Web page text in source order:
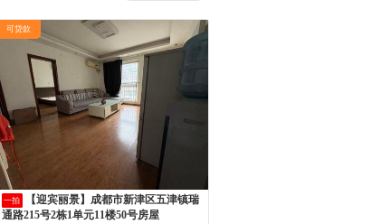
可贷款
一拍
通路215号2栋1单元11楼50号房屋